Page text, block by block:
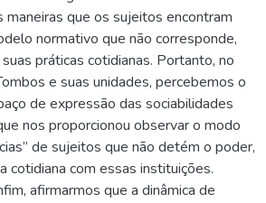
que os sujeitos encontram
normativo que não corresponde,
práticas cotidianas. Portanto, no
e suas unidades, percebemos o
de expressão das sociabilidades
nos proporcionou observar o modo
de sujeitos que não detém o poder,
cotidiana com essas instituições.
afirmarmos que a dinâmica de